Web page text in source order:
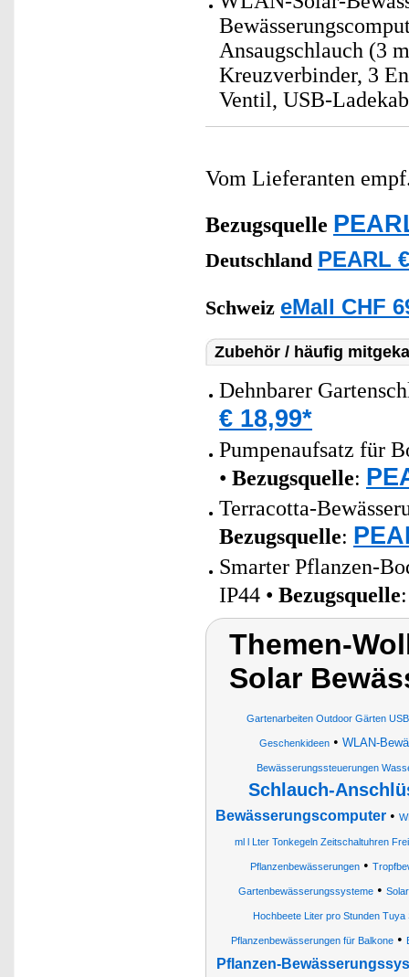
Ansaugschlauch (3
Kreuzverbinder, 3
Ventil, USB-
Vom Lieferanten
Bezugsquelle
Deutschland PEARL
Schweiz eMall CHF
Zubehör / häufig
Dehnbarer
€ 18,99*
Pumpenaufsatz für
• Bezugsquelle:
Terracotta-
Bezugsquelle:
Smarter Pflanzen-
IP44 • Bezugsquelle
Themen-
Solar
Gartenarbeiten Outdoor Gärten
Geschenkideen• WLAN-
Bewässerungssteuerungen
Schlauch-
Bewässerungscomputer •
ml l Lter Tonkegeln Zeitschaltuhren
Pflanzenbewässerungen •
Gartenbewässerungssysteme•
Hochbeete Liter pro Stunden
Pflanzenbewässerungen für Balkone•
Pflanzen-